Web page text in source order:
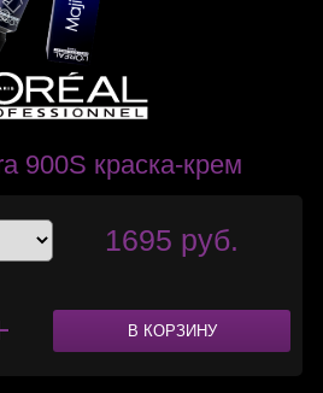
900S краска-крем
1695 руб.
В КОРЗИНУ